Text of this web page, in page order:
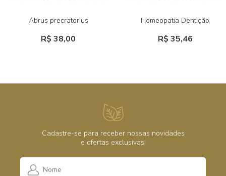
Abrus precratorius
R$ 38,00
Homeopatia Dentição
R$ 35,46
Cadastre-se para receber nossas novidades
e ofertas exclusivas!